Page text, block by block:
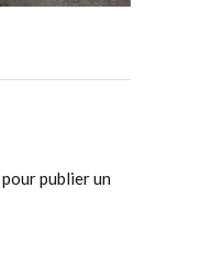
pour publier un